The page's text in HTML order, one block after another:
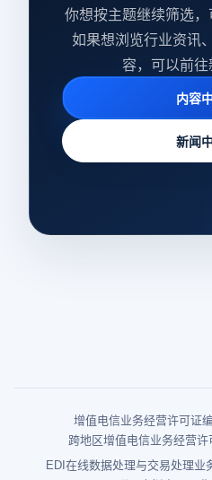
你想按主题继续筛选，
如果想浏览行业资讯
容，可以前往
内容
新闻
增值电信业务经营许可证
跨地区增值电信业务经营
EDI在线数据处理与交易处理业